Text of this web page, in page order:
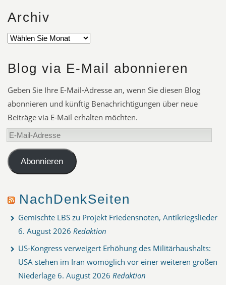
Archiv
Blog via E-Mail abonnieren
Geben Sie Ihre E-Mail-Adresse an, wenn Sie diesen Blog
abonnieren und künftig Benachrichtigungen über neue
Beiträge via E-Mail erhalten möchten.
E-
Mail-
AdresseAbonnieren
NachDenkSeiten
Gemischte LBS zu Projekt Friedensnoten, Antikriegslieder
6. August 2026 Redaktion
US-Kongress verweigert Erhöhung des Militärhaushalts:
USA stehen im Iran womöglich vor einer weiteren großen
Niederlage 6. August 2026 Redaktion